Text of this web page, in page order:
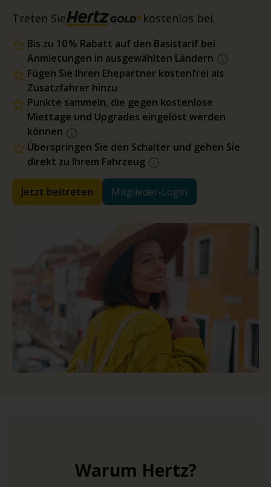
Treten Sie kostenlos bei.
Bis zu 10 % Rabatt auf den Basistarif bei
Anmietungen in ausgewählten Ländern
Fügen Sie Ihren Ehepartner kostenfrei als
Zusatzfahrer hinzu
Punkte sammeln, die gegen kostenlose
Miettage und Upgrades eingelöst werden
können
Überspringen Sie den Schalter und gehen Sie
direkt zu Ihrem Fahrzeug
Jetzt beitreten Mitglieder-Login
Warum Hertz?